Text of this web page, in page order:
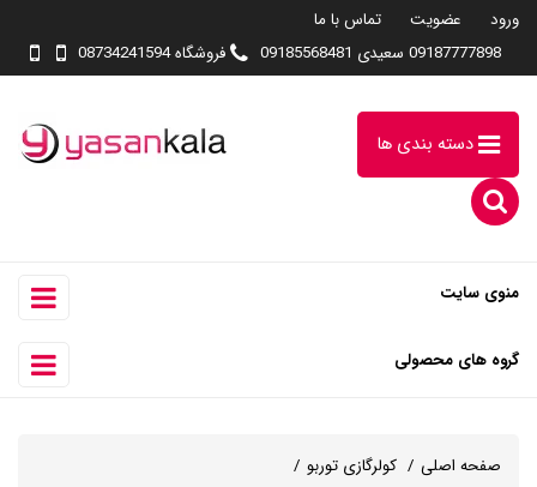
ورود عضویت
تماس با ما
09187777898 سعیدی 09185568481
فروشگاه 08734241594
دسته بندی ها
منوی سایت
گروه های محصولی
صفحه اصلی کولرگازی توربو